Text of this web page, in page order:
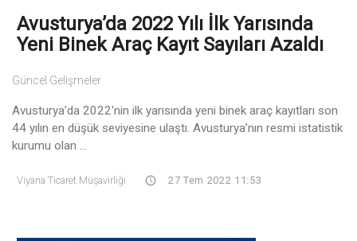
Avusturya’da 2022 Yılı İlk Yarısında
Yeni Binek Araç Kayıt Sayıları Azaldı
Güncel Gelişmeler
Avusturya’da 2022'nin ilk yarısında yeni binek araç kayıtları son
44 yılın en düşük seviyesine ulaştı. Avusturya’nın resmi istatistik
kurumu olan ...
Viyana Ticaret Müşavirliği 27 Tem 2022 11:53